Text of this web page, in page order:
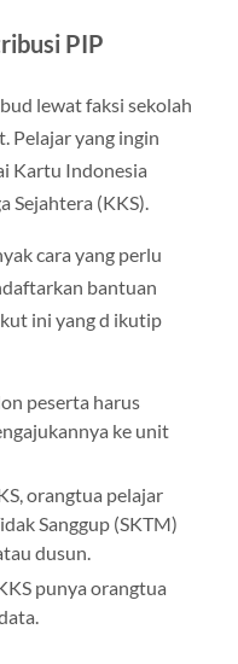
PIP
lewat faksi sekolah
Pelajar yang ingin
Kartu Indonesia
Sejahtera (KKS).
cara yang perlu
bantuan
ini yang d ikutip
peserta harus
ke unit
orangtua pelajar
Sanggup (SKTM)
dusun.
punya orangtua